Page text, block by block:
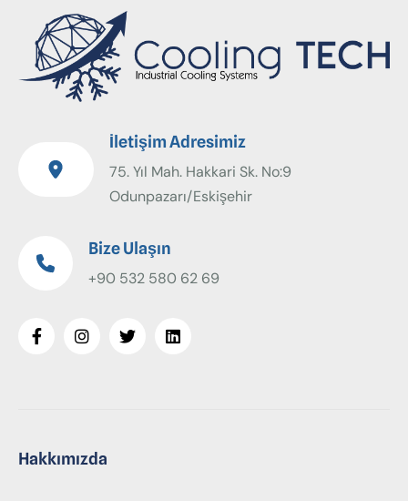
İletişim Adresimiz
75. Yıl Mah. Hakkari Sk. No:9
Odunpazarı/Eskişehir
Bize Ulaşın
+90 532 580 62 69
Hakkımızda